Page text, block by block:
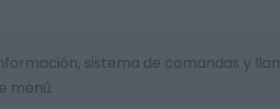
sistema de comandas y
menú.